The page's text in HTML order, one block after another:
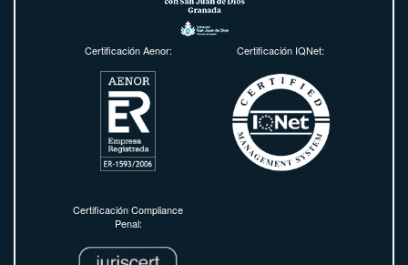
Certificación Aenor: Certificación IQNet:
Certificación Compliance
Penal: